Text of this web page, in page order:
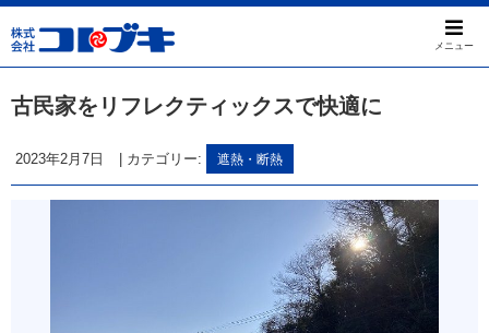
メニュー
古民家をリフレクティックスで快適に
2023年2月7日 カテゴリー: 遮熱・断熱